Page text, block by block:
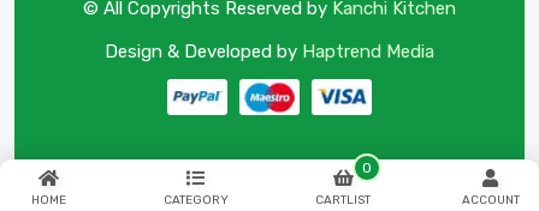
HOME CATEGORY CARTLIST
0
ACCOUNT
© All Copyrights Reserved by Kanchi Kitchen
Design & Developed by Haptrend Media